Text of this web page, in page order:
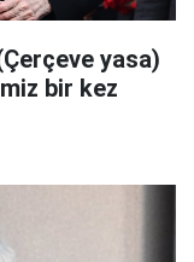
yasa)
bir kez